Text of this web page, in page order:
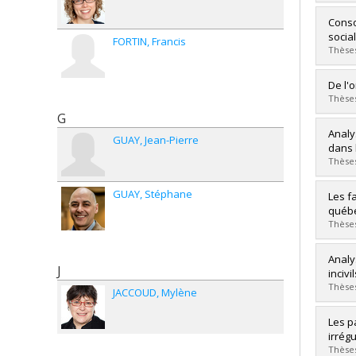
Lien
Lien
Lien
De
Lien
dans
Lien
Les
Lien
Les
FORTIN Francis
G
GUAY Jean-Pierre
GUAY Stéphane
J
JACCOUD Mylène